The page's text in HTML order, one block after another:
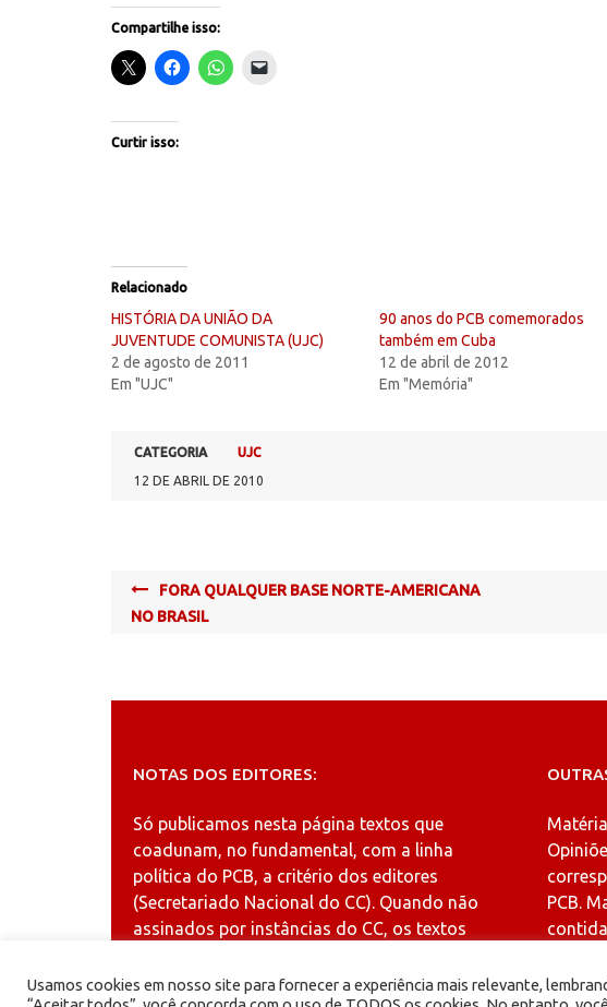
Compartilhe isso:
Curtir isso:
Relacionado
HISTÓRIA DA UNIÃO DA
JUVENTUDE COMUNISTA (UJC)
2 de agosto de 2011
Em "UJC"
90 anos do PCB comemorados
também em Cuba
12 de abril de 2012
Em "Memória"
CATEGORIA
UJC
12 DE ABRIL DE 2010
Post
navigation
FORA QUALQUER BASE NORTE-AMERICANA
NO BRASIL
NOTAS DOS EDITORES:
Só publicamos nesta página textos que
coadunam, no fundamental, com a linha
política do PCB, a critério dos editores
(Secretariado Nacional do CC). Quando não
assinados por instâncias do CC, os textos
PCB.
Usamos cookies em nosso site para fornecer a experiência mais relevante,